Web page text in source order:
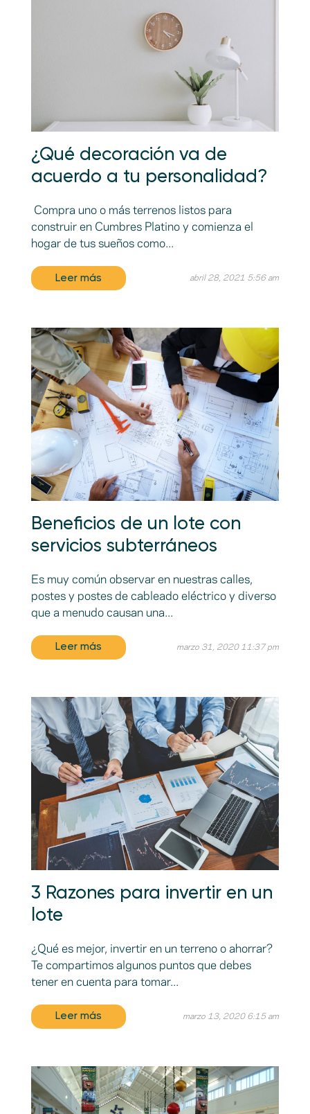
¿Qué decoración va de
acuerdo a tu personalidad?
Compra uno o más terrenos listos para
construir en Cumbres Platino y comienza el
hogar de tus sueños como...
Leer más abril 28, 2021 5:56 am
Beneficios de un lote con
servicios subterráneos
Es muy común observar en nuestras calles,
postes y postes de cableado eléctrico y diverso
que a menudo causan una...
Leer más marzo 31, 2020 11:37 pm
3 Razones para invertir en un
lote
¿Qué es mejor, invertir en un terreno o ahorrar?
Te compartimos algunos puntos que debes
tener en cuenta para tomar...
Leer más marzo 13, 2020 6:15 am